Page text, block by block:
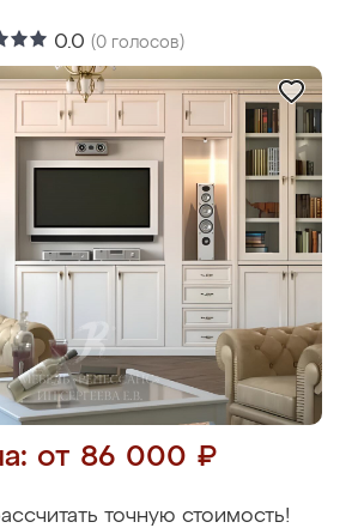
0.0 (0 голосов)
от 86 000 ₽
точную стоимость!